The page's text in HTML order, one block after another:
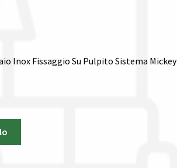
Inox Fissaggio Su Pulpito Sistema Mickey